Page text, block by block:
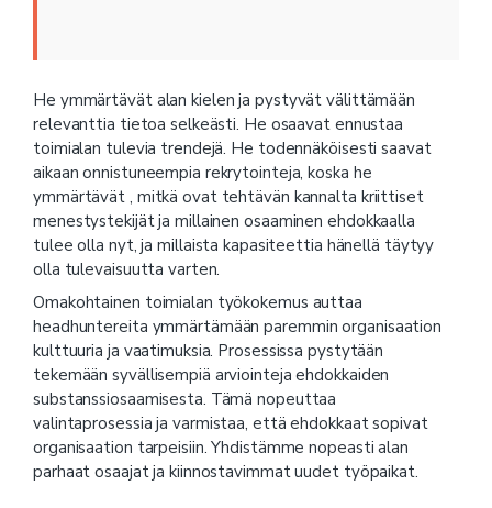
He ymmärtävät alan kielen ja pystyvät välittämään
relevanttia tietoa selkeästi. He osaavat ennustaa
toimialan tulevia trendejä. He todennäköisesti saavat
aikaan onnistuneempia rekrytointeja, koska he
ymmärtävät , mitkä ovat tehtävän kannalta kriittiset
menestystekijät ja millainen osaaminen ehdokkaalla
tulee olla nyt, ja millaista kapasiteettia hänellä täytyy
olla tulevaisuutta varten.
Omakohtainen toimialan työkokemus auttaa
headhuntereita ymmärtämään paremmin organisaation
kulttuuria ja vaatimuksia. Prosessissa pystytään
tekemään syvällisempiä arviointeja ehdokkaiden
substanssiosaamisesta. Tämä nopeuttaa
valintaprosessia ja varmistaa, että ehdokkaat sopivat
organisaation tarpeisiin. Yhdistämme nopeasti alan
parhaat osaajat ja kiinnostavimmat uudet työpaikat.